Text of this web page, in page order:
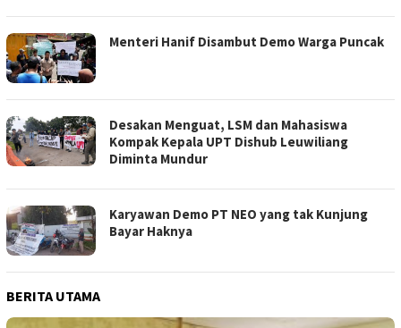
Menteri Hanif Disambut Demo Warga Puncak
Desakan Menguat, LSM dan Mahasiswa
Kompak Kepala UPT Dishub Leuwiliang
Diminta Mundur
Karyawan Demo PT NEO yang tak Kunjung
Bayar Haknya
BERITA UTAMA